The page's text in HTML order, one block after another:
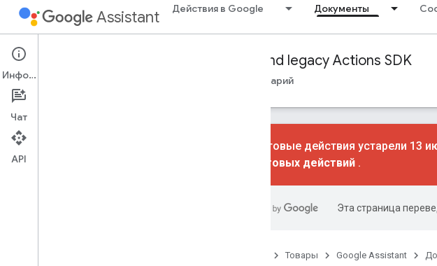
Assistant Действия в Google Документы
Conversational Actions Dialogflow and legacy Actions SDK
Путеводители Глоссарий
Диалоговые действия устарели 13
диалоговых действий .
Эта страница
Товары Google Assistant
Информация
Чат
API